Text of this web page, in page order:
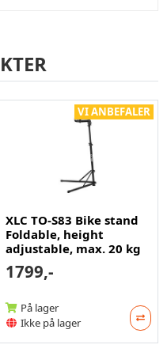
VI ANBEFALER
XLC TO-S83 Bike stand
Foldable, height
adjustable, max. 20 kg
1799,-
På lager
Ikke på lager